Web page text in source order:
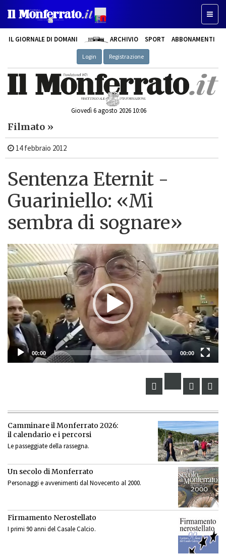
IL GIORNALE DI DOMANI ARCHIVIO SPORT ABBONAMENTI
Login Registrazione
Giovedì 6 agosto 2026 10:06
Filmato »
14 febbraio 2012
Sentenza Eternit -
Guariniello: «Mi
sembra di sognare»
Lettore
Video
00:00 00:00
Camminare il Monferrato 2026:
il calendario e i percorsi
Le passeggiate della rassegna.
Un secolo di Monferrato
Personaggi e avvenimenti dal Novecento al 2000.
Firmamento Nerostellato
I primi 90 anni del Casale Calcio.